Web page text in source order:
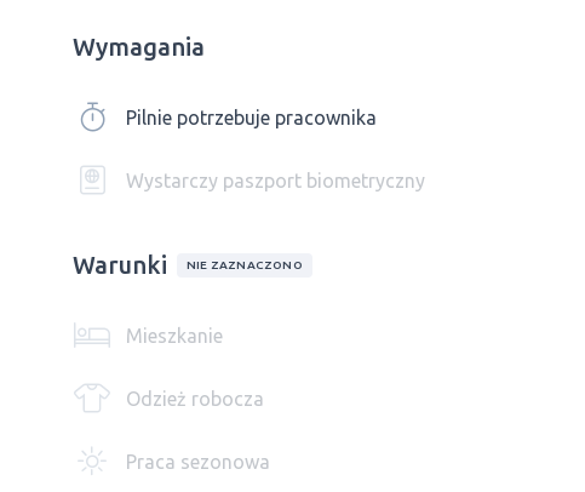
Wymagania
Pilnie potrzebuje pracownika
Wystarczy paszport biometryczny
Warunki NIE ZAZNACZONO
Mieszkanie
Odzież robocza
Praca sezonowa